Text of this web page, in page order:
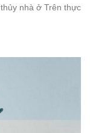
nhà ở Trên thực